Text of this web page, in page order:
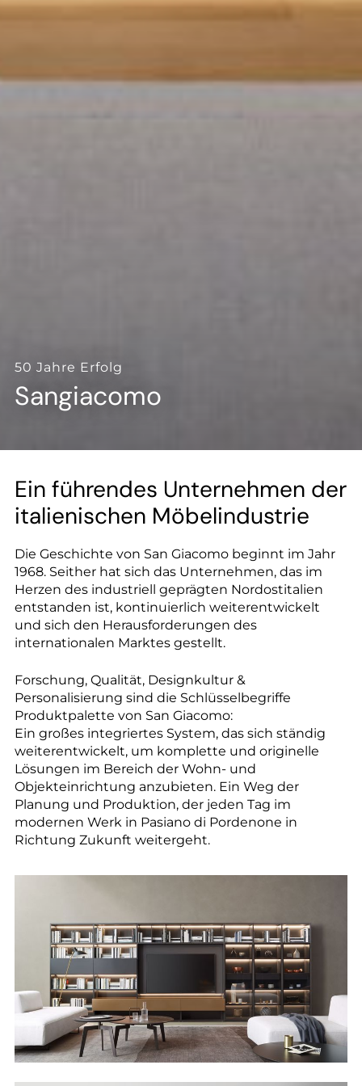
--
--
--
--
50 Jahre Erfolg
Sangiacomo
Ein führendes Unternehmen der
italienischen Möbelindustrie
Die Geschichte von San Giacomo beginnt im Jahr
1968. Seither hat sich das Unternehmen, das im
Herzen des industriell geprägten Nordostitalien
entstanden ist, kontinuierlich weiterentwickelt
und sich den Herausforderungen des
internationalen Marktes gestellt.
Forschung, Qualität, Designkultur &
Personalisierung sind die Schlüsselbegriffe
Produktpalette von San Giacomo:
Ein großes integriertes System, das sich ständig
weiterentwickelt, um komplette und originelle
Lösungen im Bereich der Wohn- und
Objekteinrichtung anzubieten. Ein Weg der
Planung und Produktion, der jeden Tag im
modernen Werk in Pasiano di Pordenone in
Richtung Zukunft weitergeht.